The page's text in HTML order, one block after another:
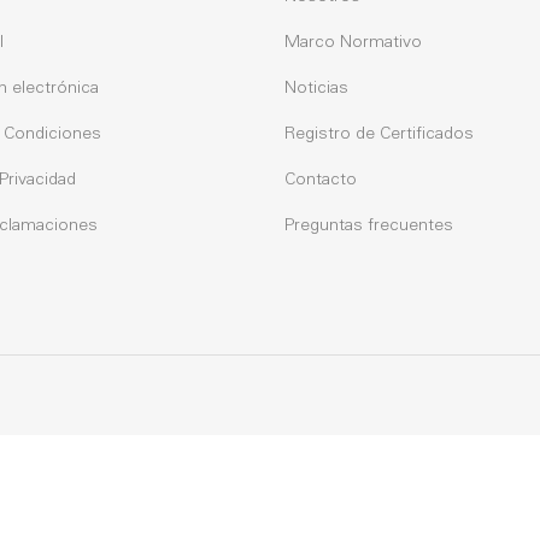
electrónica
Condiciones
Marco Normativo
Noticias
Registro de Certificados
Contacto
Preguntas frecuentes